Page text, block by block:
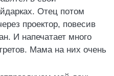
Отец потом
проектор, повесив
И напечатает много
Мама на них очень